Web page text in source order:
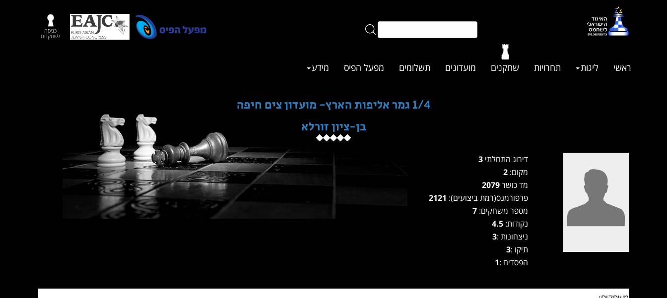
כניסה
לשחקנים
ראשי ליגות תחרויות שחקנים מועדונים תשלומים מפעל הפיס מידע
1/4 גמר אליפות הארץ- מועדון צים חיפה
בן-ציון זורלא
דירוג התחלתי 3
מקום: 2
מד כושר2079
פרפורמנס(רמת ביצועים):
מספר משחקים: 7
נקודות:4.5
ניצחונות :3
תיקו :3
הפסדים :1